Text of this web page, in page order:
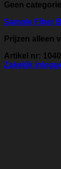
Geen categorie
Sample Fiber
Prijzen alleen
Artikel nr:
Zakelijk